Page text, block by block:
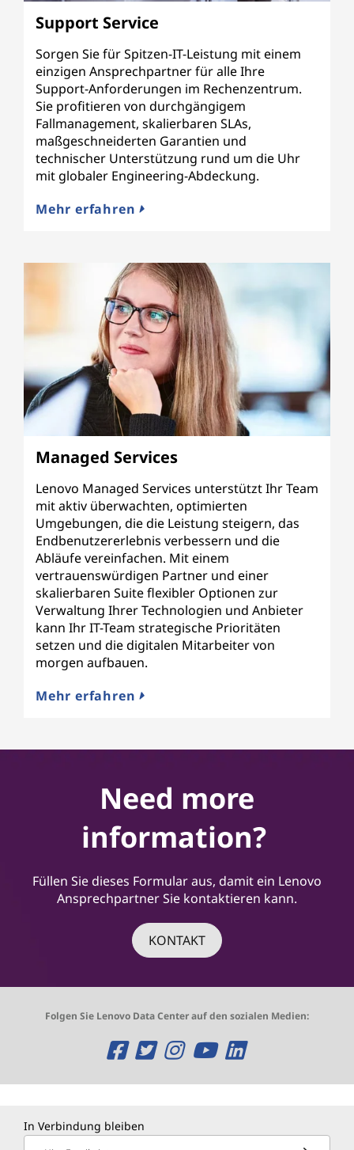
Support Service
Sorgen Sie für Spitzen-IT-Leistung mit einem
einzigen Ansprechpartner für alle Ihre
Support-Anforderungen im Rechenzentrum.
Sie profitieren von durchgängigem
Fallmanagement, skalierbaren SLAs,
maßgeschneiderten Garantien und
technischer Unterstützung rund um die Uhr
mit globaler Engineering-Abdeckung.
Mehr erfahren
Managed Services
Lenovo Managed Services unterstützt Ihr Team
mit aktiv überwachten, optimierten
Umgebungen, die die Leistung steigern, das
Endbenutzererlebnis verbessern und die
Abläufe vereinfachen. Mit einem
vertrauenswürdigen Partner und einer
skalierbaren Suite flexibler Optionen zur
Verwaltung Ihrer Technologien und Anbieter
kann Ihr IT-Team strategische Prioritäten
setzen und die digitalen Mitarbeiter von
morgen aufbauen.
Mehr erfahren
Need more
information?
Füllen Sie dieses Formular aus, damit ein Lenovo
Ansprechpartner Sie kontaktieren kann.
KONTAKT
Folgen Sie Lenovo Data Center auf den sozialen Medien:
O
p
n
O
p
n
O
p
n
O
p
n
O
p
n
In Verbindung bleiben